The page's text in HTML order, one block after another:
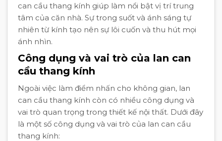
can cầu thang kính giúp làm nổi bật vị trí trung
tâm của căn nhà. Sự trong suốt và ánh sáng tự
nhiên từ kính tạo nên sự lôi cuốn và thu hút mọi
ánh nhìn.
Công dụng và vai trò của lan can
cầu thang kính
Ngoài việc làm điểm nhấn cho không gian, lan
can cầu thang kính còn có nhiều công dụng và
vai trò quan trọng trong thiết kế nội thất. Dưới đây
là một số công dụng và vai trò của lan can cầu
thang kính: